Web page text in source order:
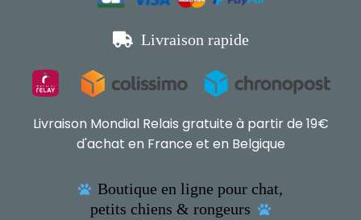
 Livraison rapide
Livraison Mondial Relais gratuite à partir de 19€
d'achat en France et en Belgique
 Boutique en ligne pour chat,
petits chiens & rongeurs
